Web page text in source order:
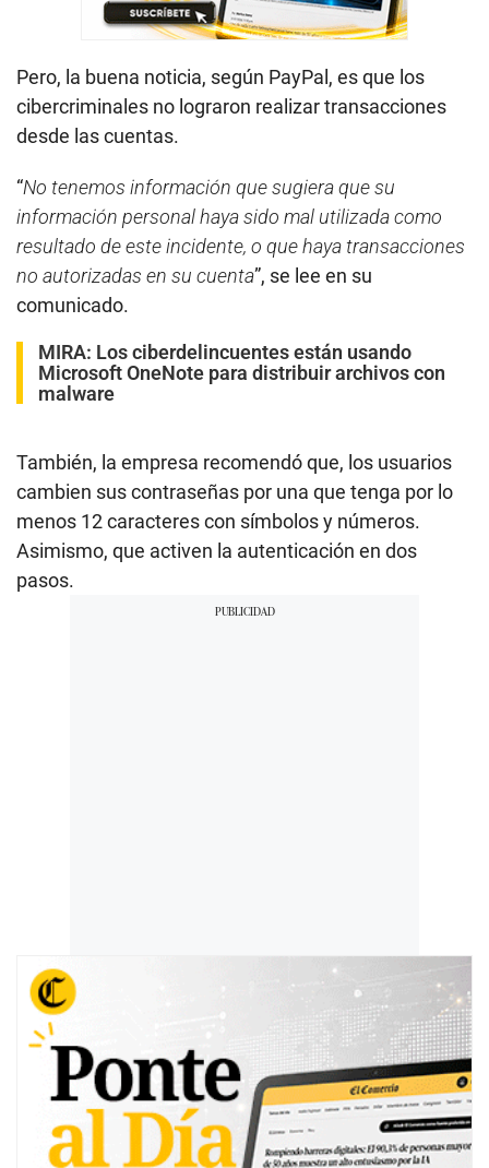
Pero, la buena noticia, según PayPal, es que los
cibercriminales no lograron realizar transacciones
desde las cuentas.
“No tenemos información que sugiera que su
información personal haya sido mal utilizada como
resultado de este incidente, o que haya transacciones
no autorizadas en su cuenta”, se lee en su
comunicado.
MIRA: Los ciberdelincuentes están usando
Microsoft OneNote para distribuir archivos con
malware
También, la empresa recomendó que, los usuarios
cambien sus contraseñas por una que tenga por lo
menos 12 caracteres con símbolos y números.
Asimismo, que activen la autenticación en dos
pasos.